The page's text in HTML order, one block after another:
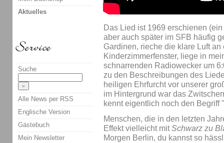
Das Lied ist 1969 erschienen
aber auch später im SFB häufig
Gardinen, rieche die klare Luft
Kinderzimmerfenster, liege in
schnarrenden Radiowecker um
zu den Beschreibungen des
heiligen Ehrfurcht vor unserer
im Hintergrund war das
kennt eigentlich noch den Begriff
Menschen, die in den letzten
Effekt vielleicht mitSchwarz zu
Morgen Berlin, du kannst so
Aktuelles
Suche
Alle News per RSS
Englische Version
Gästebuch
Mein Newsletter